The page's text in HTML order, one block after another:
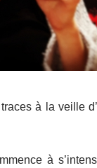
à la veille
à